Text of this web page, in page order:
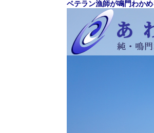
ベテラン漁師が鳴門わかめ